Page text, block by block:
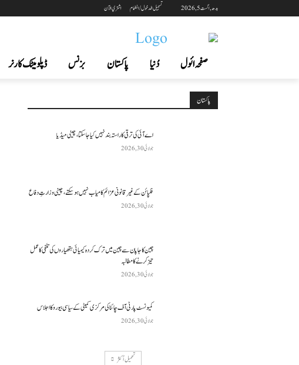
بدھ, اگست 5, 2026 تسجيل الدخول / انضمام اشتري الآن
صفحہ ائول دُنیا پاکستان بزنس ڈپلومیٹک کارنر
پاکستان
اے آئی کی ترقی کا راستہ بند نہیں کیا جا سکتا، چینی میڈیا
جولائی 30, 2026
فلپائن کے غیر قانونی عزائم کامیاب نہیں ہو سکتے ، چینی وزارتِ دفاع
جولائی 30, 2026
چین کا جاپان سے چین میں ترک کردہ کیمیائی ہتھیاروں کی تلفی کا عمل
تیز کرنے کا مطالبہ
جولائی 30, 2026
کمیونسٹ پارٹی آف چائنا کی مرکزی کمیٹی کے سیاسی بیورو کا اجلاس
جولائی 30, 2026
تحميل أكثر